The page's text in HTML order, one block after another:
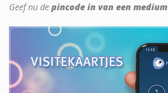
Geef nu de pincode in van een medium